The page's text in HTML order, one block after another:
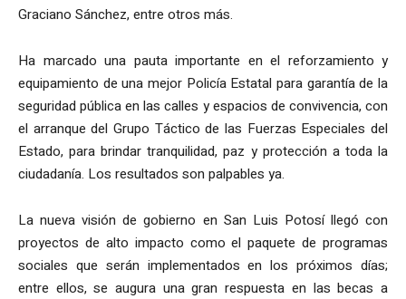
Graciano Sánchez, entre otros más.
Ha marcado una pauta importante en el reforzamiento y
equipamiento de una mejor Policía Estatal para garantía de la
seguridad pública en las calles y espacios de convivencia, con
el arranque del Grupo Táctico de las Fuerzas Especiales del
Estado, para brindar tranquilidad, paz y protección a toda la
ciudadanía. Los resultados son palpables ya.
La nueva visión de gobierno en San Luis Potosí llegó con
proyectos de alto impacto como el paquete de programas
sociales que serán implementados en los próximos días;
entre ellos, se augura una gran respuesta en las becas a